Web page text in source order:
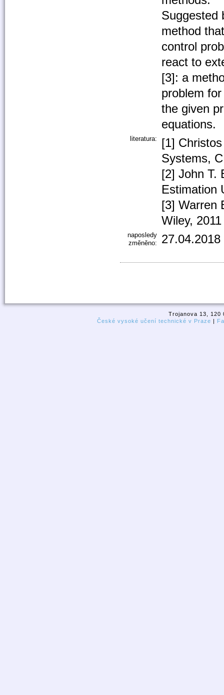
Suggested
method
control
react to
[3]: a
problem
the given
equations.
literatura:
[1]
Systems,
[2] John T.
Estimation
[3] Warren
Wiley, 2011
naposledy
změněno:
27.04.2018
Trojanova 13, 120
České vysoké učení technické v Praze